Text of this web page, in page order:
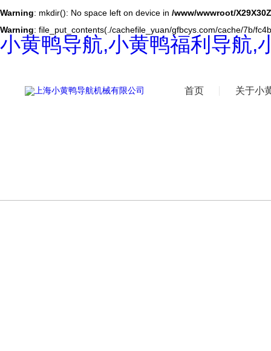
Warning: mkdir(): No space left on device in /www/wwwroot/
Warning: file_put_contents(./cachefile_yuan/gfbcys.com/cache/7b/
小黄鸭导航,小黄鸭福利导航,
首页 关于小